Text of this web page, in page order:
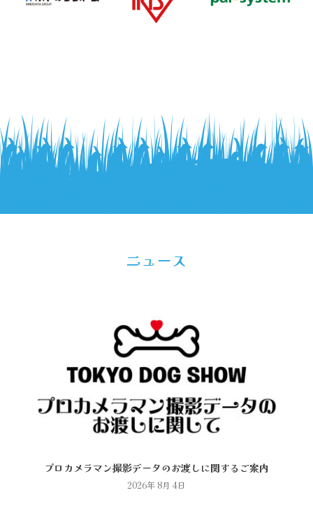
ニュース
プロカメラマン撮影データのお渡しに関するご案内
2026年 8月 4日